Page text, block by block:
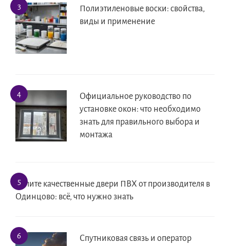
Полиэтиленовые воски: свойства,
виды и применение
Официальное руководство по
установке окон: что необходимо
знать для правильного выбора и
монтажа
Купите качественные двери ПВХ от производителя в
Одинцово: всё, что нужно знать
Спутниковая связь и оператор